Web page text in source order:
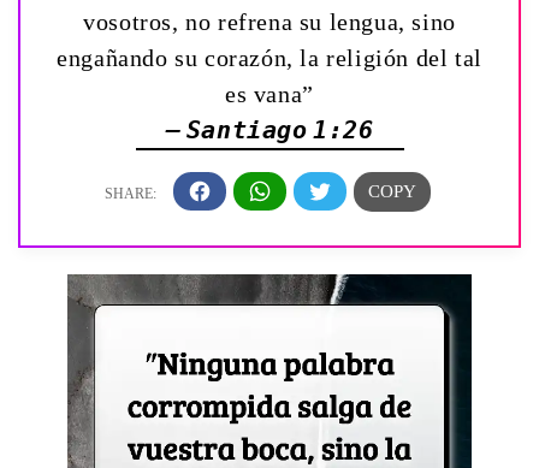
vosotros, no refrena su lengua, sino
engañando su corazón, la religión del tal
es vana”
— Santiago 1:26